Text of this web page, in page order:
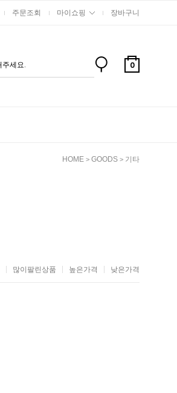
주문조회 마이쇼핑 장바구니
0
HOME > GOODS > 기타
많이팔린상품 높은가격 낮은가격